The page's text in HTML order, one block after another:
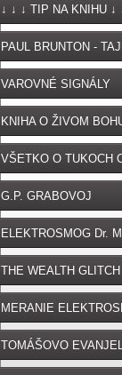
↓ ↓ ↓ TIP NA KNIHU ↓
PAUL BRUNTON -
VAROVNÉ SIGNÁLY
OČKOVANIA
KNIHA O ŽIVOM
VŠETKO O TUKOCH
G.P. GRABOVOJ
ELEKTROSMOG Dr.
THE WEALTH
MERANIE
TOMÁŠOVO